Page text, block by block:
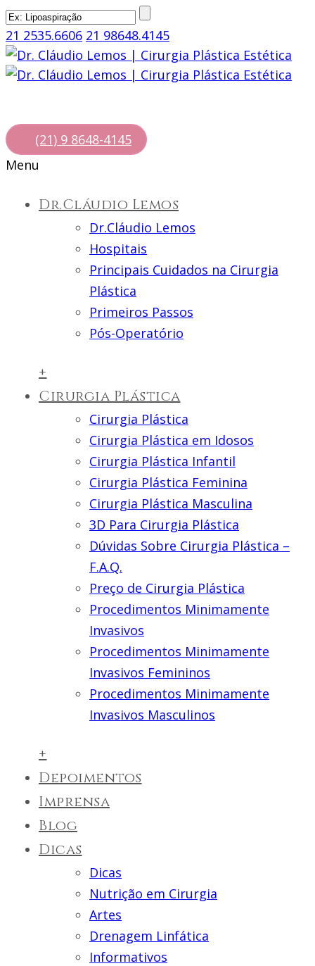
21 2535.6606 21 98648.4145
(21) 9 8648-4145
Menu
Dr.Cláudio Lemos
Dr.Cláudio Lemos
Hospitais
Principais Cuidados na Cirurgia
Plástica
Primeiros Passos
Pós-Operatório
+
Cirurgia Plástica
Cirurgia Plástica
Cirurgia Plástica em Idosos
Cirurgia Plástica Infantil
Cirurgia Plástica Feminina
Cirurgia Plástica Masculina
3D Para Cirurgia Plástica
Dúvidas Sobre Cirurgia Plástica –
F.A.Q.
Preço de Cirurgia Plástica
Procedimentos Minimamente
Invasivos
Procedimentos Minimamente
Invasivos Femininos
Procedimentos Minimamente
Invasivos Masculinos
+
Depoimentos
Imprensa
Blog
Dicas
Dicas
Nutrição em Cirurgia
Artes
Drenagem Linfática
Informativos